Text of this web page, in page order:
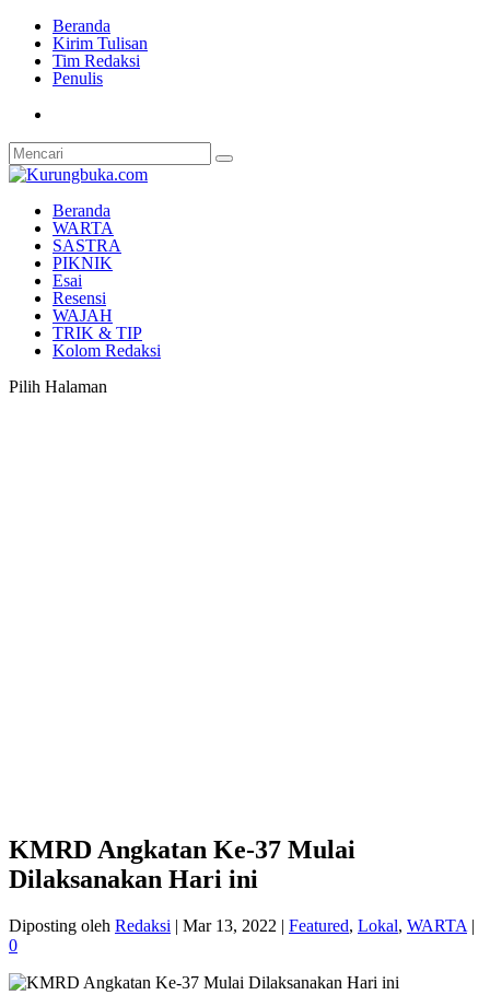
Beranda
Kirim Tulisan
Tim Redaksi
Penulis
Beranda
WARTA
SASTRA
PIKNIK
Esai
Resensi
WAJAH
TRIK & TIP
Kolom Redaksi
Pilih Halaman
KMRD Angkatan Ke-37 Mulai
Dilaksanakan Hari ini
Diposting oleh Redaksi | Mar 13, 2022 | Featured, Lokal, WARTA |
0